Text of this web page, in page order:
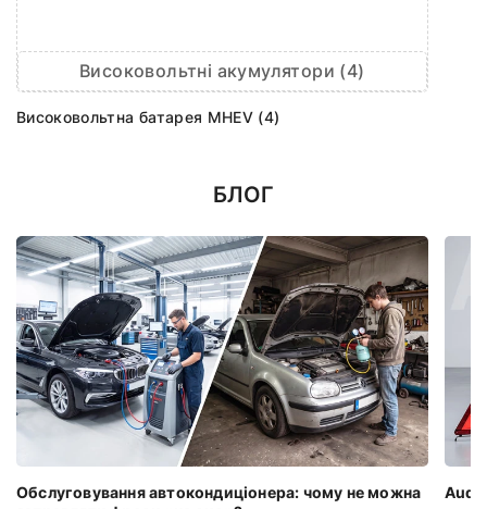
Високовольтні акумулятори (4)
Високовольтна батарея MHEV (4)
БЛОГ
Обслуговування автокондиціонера: чому не можна
Audi